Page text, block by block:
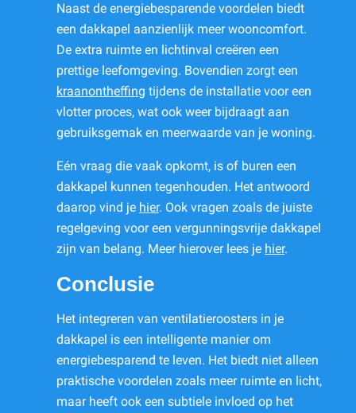
Naast de energiebesparende voordelen biedt
een dakkapel aanzienlijk meer wooncomfort.
De extra ruimte en lichtinval creëren een
prettige leefomgeving. Bovendien zorgt een
kraanontheffing tijdens de installatie voor een
vlotter proces, wat ook weer bijdraagt aan
gebruiksgemak en meerwaarde van je woning.
Eén vraag die vaak opkomt, is of buren een
dakkapel kunnen tegenhouden. Het antwoord
daarop vind je hier. Ook vragen zoals de juiste
regelgeving voor een vergunningsvrije dakkapel
zijn van belang. Meer hierover lees je hier.
Conclusie
Het integreren van ventilatieroosters in je
dakkapel is een intelligente manier om
energiebesparend te leven. Het biedt niet alleen
praktische voordelen zoals meer ruimte en licht,
maar heeft ook een subtiele invloed op het